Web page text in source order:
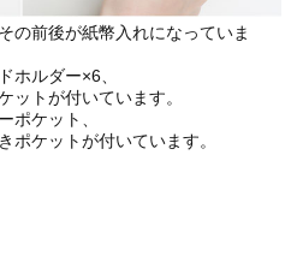
の前後が紙幣入れになっていま
ホルダー×6、
ットが付いています。
ポケット、
ポケットが付いています。